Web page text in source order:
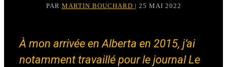
PAR MARTIN BOUCHARD | 25 MAI 2022
À mon arrivée en Alberta en 2015, j’ai
notamment travaillé pour le journal Le